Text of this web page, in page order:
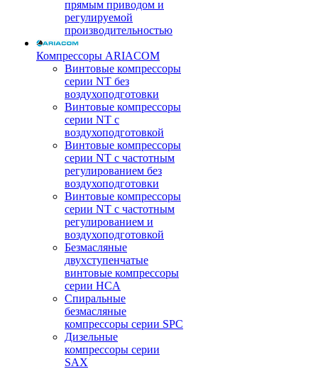
прямым приводом и
регулируемой
производительностью
Компрессоры ARIACOM
Винтовые компрессоры
серии NT без
воздухоподготовки
Винтовые компрессоры
серии NT c
воздухоподготовкой
Винтовые компрессоры
серии NT с частотным
регулированием без
воздухоподготовки
Винтовые компрессоры
серии NT с частотным
регулированием и
воздухоподготовкой
Безмасляные
двухступенчатые
винтовые компрессоры
серии HCA
Спиральные
безмасляные
компрессоры серии SPC
Дизельные
компрессоры серии
SAX